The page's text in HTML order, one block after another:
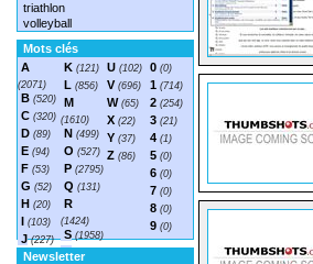
triathlon
volleyball
Mots clés
A
(2071)
B (520)
C (320)
D (89)
E (94)
F (53)
G (52)
H (20)
I (103)
J(227)
K (121)
L (856)
M
(1610)
N (499)
O (527)
P (2795)
Q (131)
R
(1424)
S (1958)
T(1548)
U (102)
V (696)
W (65)
X (22)
Y (37)
Z (86)
0 (0)
1 (714)
2 (254)
3 (21)
4 (1)
5 (0)
6 (0)
7 (0)
8 (0)
9 (0)
Newsletter